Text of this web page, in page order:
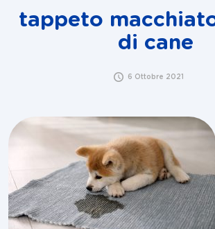
tappeto
di cane
6 Ottobre 2021